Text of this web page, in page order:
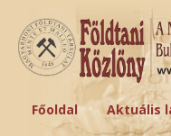
Főoldal Aktuális